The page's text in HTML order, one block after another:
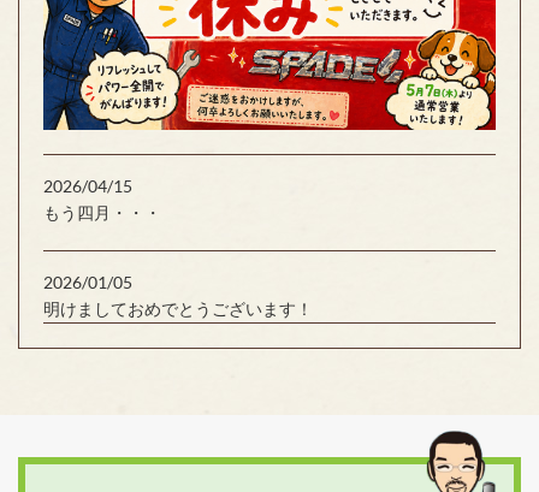
2026/04/15
もう四月・・・
2026/01/05
明けましておめでとうございます！